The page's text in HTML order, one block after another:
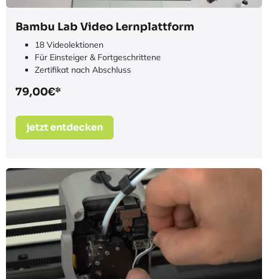
18 Videolektionen
Für Einsteiger & Fortgeschrittene
Zertifikat nach Abschluss
79,00€*
jetzt entdecken